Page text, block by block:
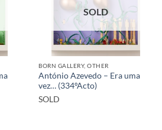
SOLD
BORN GALLERY, OTHER
António Azevedo – Era uma
vez… (334ºActo)
SOLD